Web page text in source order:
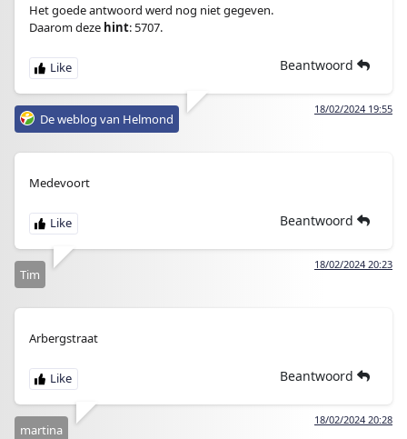
Het goede antwoord werd nog niet gegeven.
Daarom deze hint: 5707.
Beantwoord
18/02/2024 19:55
De weblog van Helmond
Medevoort
Beantwoord
18/02/2024 20:23
Tim
Arbergstraat
Beantwoord
18/02/2024 20:28
martina